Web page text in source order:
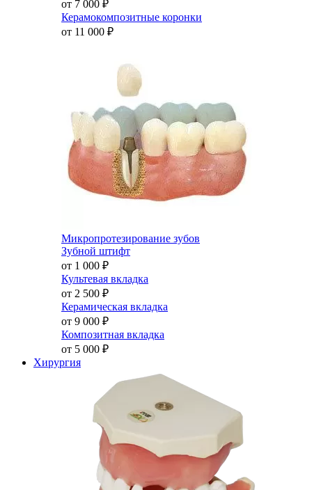
от 7 000 ₽
Керамокомпозитные коронки
от 11 000 ₽
Микропротезирование зубов
Зубной штифт
от 1 000 ₽
Культевая вкладка
от 2 500 ₽
Керамическая вкладка
от 9 000 ₽
Композитная вкладка
от 5 000 ₽
Хирургия